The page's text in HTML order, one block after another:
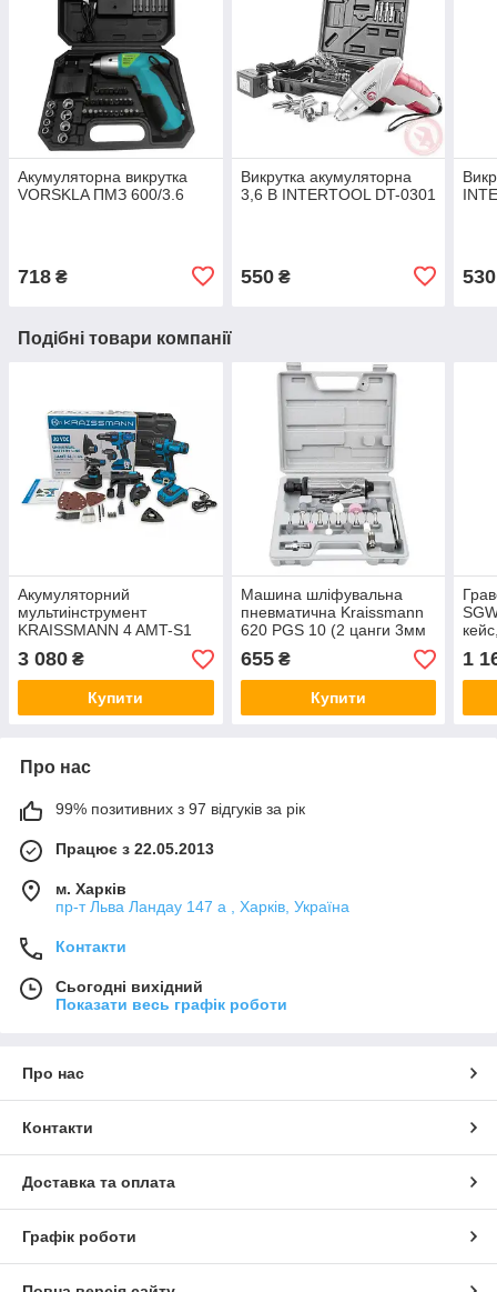
Акумуляторна викрутка
VORSKLA ПМЗ 600/3.6
718 ₴
Викрутка акумуляторна
3,6 В INTERTOOL DT-0301
550₴ 530
Подібні товари компанії
Акумуляторний
мультиінструмент
KRAISSMANN 4 AMT-S1
20UL АКБ+зарядний
пристрій дриль,
реноватор, лобзик і
шліфувальник
3 080 ₴
Купити
Машина шліфувальна
пневматична Kraissmann
620 РGS 10 (2 цанги 3мм
та 6мм, кейс, 10 насадок)
655₴
Купити
40
1
Про нас
99% позитивних з 97 відгуків за рік
Працює з 22.05.2013
м. Харків
пр-т Льва Ландау 147 а , Харків, Україна
Контакти
Сьогодні вихідний
Показати весь графік роботи
Про нас
Контакти
Доставка та оплата
Графік роботи